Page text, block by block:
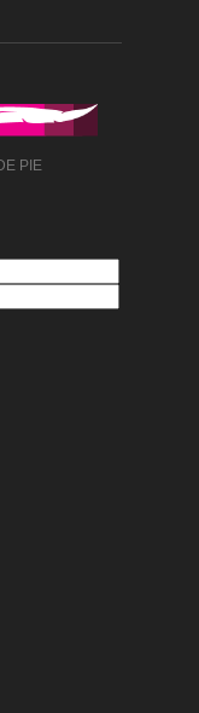
PIE